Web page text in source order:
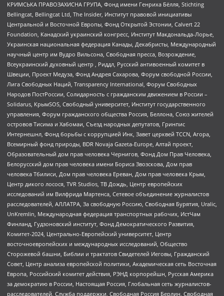
КРИМСЬКА ПРАВОЗАХИСНА ГРУПА, Фонд имени Генриха Бёлля, Stichting
Bellingcat, Bellingcat Ltd, The Insider, Институт правовой инициативы
Центральной и Восточной Европы, Фонд Открытой Эстонии, Calvert 22
Foundation, Канадский украинский конгресс, Институт Макдональда-Лорье,
Украинская национальная федерация Канады, Декабристы, Международный
научный центр им Вудро Вильсона, Свободная пресса, Возрождение,
Всеукраинский духовный центр , Риддл, Русский антивоенный комитет в
Швеции, Проект Медуза, Фонд Андрея Сахарова, Форум свободной России,
Лига Свободных Наций, Transparеncy International, Форум Свободных
Народов ПостРоссии, Солидарность с гражданским движением в России –
Solidarus, КрымSOS, Свободный университет, Институт государственного
управления, Форум гражданского общества Россия, Беллона, Союз жителей
островов Тисима и Хабомаи, Съезд народных депутатов, Гринпис
Интернешнл, Фонд борьбы с коррупцией Инк, Завет церквей TCCN, Агора,
Всемирный фонд природы, BDR Novaja Gazeta-Europe, Алтай проект,
Образовательный дом прав человека Чернигов, Фонд Дом Прав Человека,
Белорусский дом прав человека имени Бориса Звозскова, Дом прав
человека Тбилиси, Дом прав человека Ереван, Дом прав человека Крым,
Центр дикого лосося, TVR Studios, ТВ Дождь, Центр европейских
исследований им Вилфрида Мартенса, Сетевое объединение журналистов
расследователей, АЛЛАТРА, За свободную Россию, Свободная Бурятия, Uralic,
UnKremlin, Международная федерация транспортных рабочих, ИстЧам
Финланд, Гудзоновский институт, Фонд Демократического Развития,
Комитет-2024, Центрально-Европейский университет, Центр
восточноевропейских и международных исследований, Общество
Сторожевой башни, Библии и трактатов Свидетелей Иеговы, Гражданский
Совет, Центр анализа европейской политики, Академическая сеть Восточная
Европа, Российский комитет действия, РЭНД корпорейшн, Русская Америка
за демократию в России, Настоящая Россия, Глобальная сеть журналистов-
расследователей, Служба поддержки, Свободная Россия Берлин, Свободная